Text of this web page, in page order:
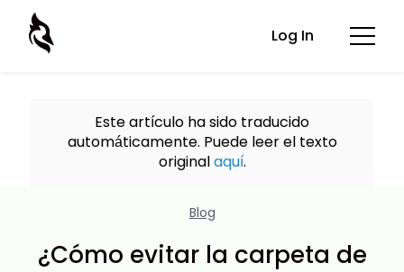
Log In
Este artículo ha sido traducido
automáticamente. Puede leer el texto
originalaquí.
Blog
¿Cómo evitar la carpeta de